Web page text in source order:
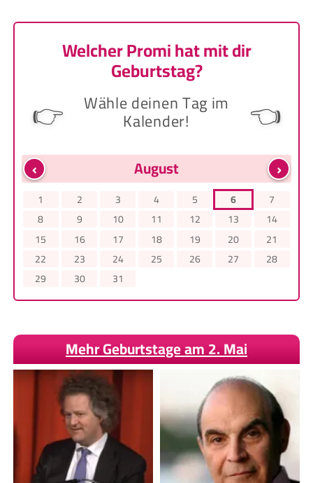
Welcher Promi hat mit dir
Geburtstag?
👉 Wähle deinen Tag im
Kalender! 👈
‹ ›
August
1 2 3 4 5 6
7
8
9 10 11 12 13
14
15
16 17 18 19 20
21
22
23 24 25 26 27
28
29
30 31
Mehr Geburtstage am 2. Mai